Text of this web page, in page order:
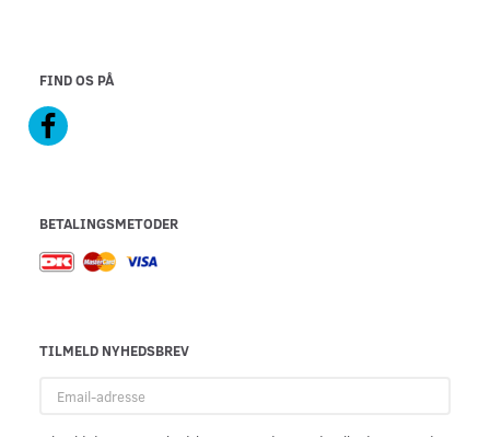
FIND OS PÅ
BETALINGSMETODER
TILMELD NYHEDSBREV
adresse